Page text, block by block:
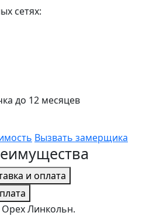
сетях:
до 12 месяцев
Вызвать замерщика
и оплата
Линкольн.